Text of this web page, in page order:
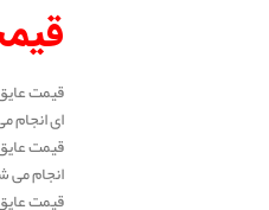
ای انجام می
انجام می شود